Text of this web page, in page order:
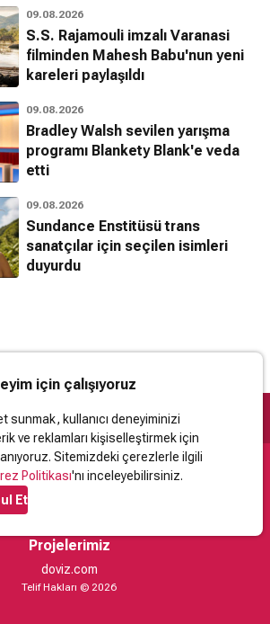
09.08.2026
S.S. Rajamouli imzalı Varanasi
filminden Mahesh Babu'nun yeni
kareleri paylaşıldı
09.08.2026
Bradley Walsh sevilen yarışma
programı Blankety Blank'e veda
etti
09.08.2026
Sundance Enstitüsü trans
sanatçılar için seçilen isimleri
duyurdu
için çalışıyoruz
sunmak, kullanıcı deneyiminizi
ve reklamları kişiselleştirmek için
Sitemizdeki çerezlerle ilgili
Politikası'nı inceleyebilirsiniz.
Et
Destek
Kullanıcı Sözleşmesi
Projelerimiz
doviz.com
Telif Hakları © 2026